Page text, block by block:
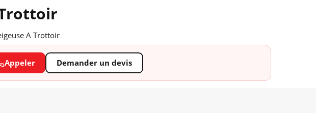
A Trottoir
Appeler Demander un devis